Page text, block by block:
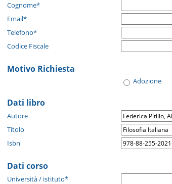
Cognome*
Email*
Telefono*
Codice Fiscale
Motivo Richiesta
Adozione
Dati libro
Autore
Titolo
Isbn
Dati corso
Università / istituto*